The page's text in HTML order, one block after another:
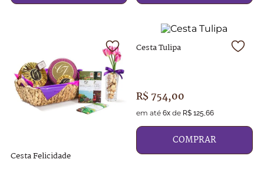
Cesta Felicidade
Cesta Tulipa
R$ 754,00
em até 6xde R$ 125,66
COMPRAR